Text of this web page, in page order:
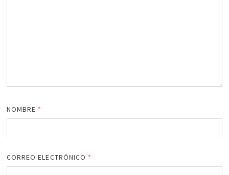
NOMBRE *
CORREO ELECTRÓNICO *